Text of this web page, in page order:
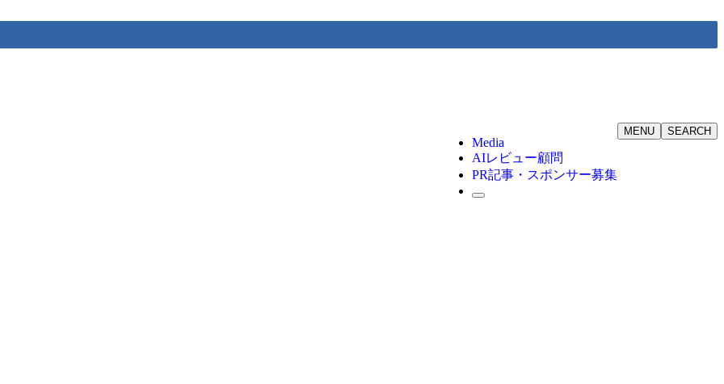
Media
AIレビュー顧問
PR記事・スポンサー募集
SEARCH
MENU